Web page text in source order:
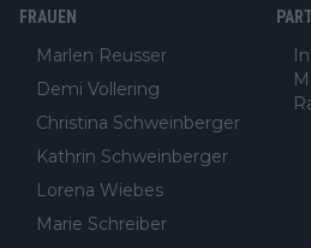
FRAUEN
Marlen Reusser
Demi Vollering
Christina Schweinberger
Kathrin Schweinberger
Lorena Wiebes
Marie Schreiber